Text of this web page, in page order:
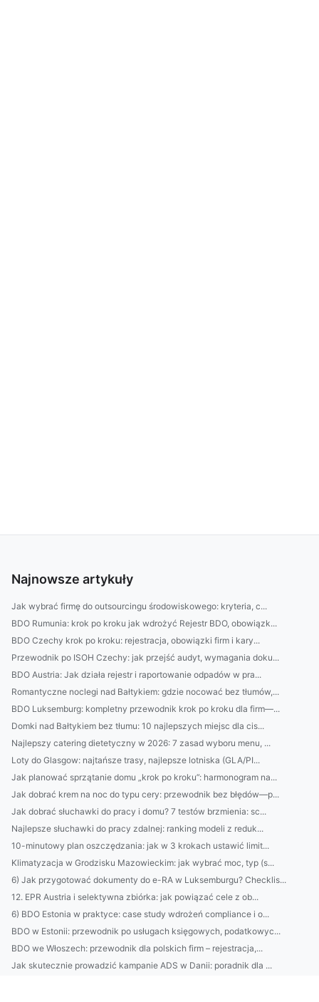
Najnowsze artykuły
Jak wybrać firmę do outsourcingu środowiskowego: kryteria, c...
BDO Rumunia: krok po kroku jak wdrożyć Rejestr BDO, obowiązk...
BDO Czechy krok po kroku: rejestracja, obowiązki firm i kary...
Przewodnik po ISOH Czechy: jak przejść audyt, wymagania doku...
BDO Austria: Jak działa rejestr i raportowanie odpadów w pra...
Romantyczne noclegi nad Bałtykiem: gdzie nocować bez tłumów,...
BDO Luksemburg: kompletny przewodnik krok po kroku dla firm—...
Domki nad Bałtykiem bez tłumu: 10 najlepszych miejsc dla cis...
Najlepszy catering dietetyczny w 2026: 7 zasad wyboru menu, ...
Loty do Glasgow: najtańsze trasy, najlepsze lotniska (GLA/PI...
Jak planować sprzątanie domu „krok po kroku”: harmonogram na...
Jak dobrać krem na noc do typu cery: przewodnik bez błędów—p...
Jak dobrać słuchawki do pracy i domu? 7 testów brzmienia: sc...
Najlepsze słuchawki do pracy zdalnej: ranking modeli z reduk...
10-minutowy plan oszczędzania: jak w 3 krokach ustawić limit...
Klimatyzacja w Grodzisku Mazowieckim: jak wybrać moc, typ (s...
6) Jak przygotować dokumenty do e-RA w Luksemburgu? Checklis...
12. EPR Austria i selektywna zbiórka: jak powiązać cele z ob...
6) BDO Estonia w praktyce: case study wdrożeń compliance i o...
BDO w Estonii: przewodnik po usługach księgowych, podatkowyc...
BDO we Włoszech: przewodnik dla polskich firm – rejestracja,...
Jak skutecznie prowadzić kampanie ADS w Danii: poradnik dla ...